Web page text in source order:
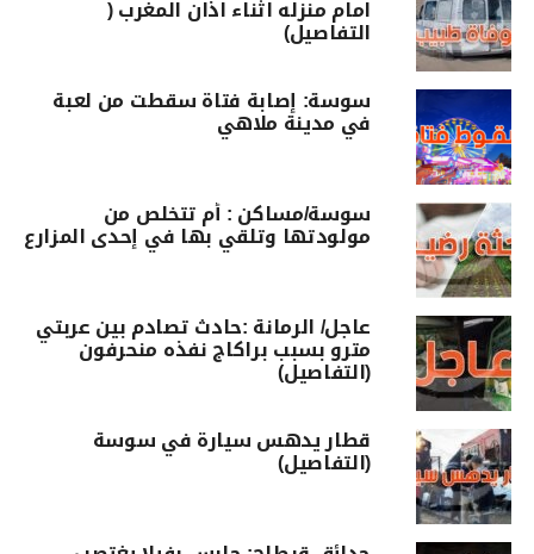
امام منزله اثناء اذان المغرب (
التفاصيل)
سوسة: إصابة فتاة سقطت من لعبة
في مدينة ملاهي
سوسة/مساكن : أم تتخلص من
مولودتها وتلقي بها في إحدى المزارع
عاجل/ الرمانة :حادث تصادم بين عربتي
مترو بسبب براكاج نفذه منحرفون
(التفاصيل)
قطار يدهس سيارة في سوسة
(التفاصيل)